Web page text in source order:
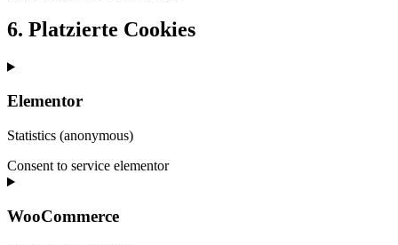
6. Platzierte Cookies
Elementor
Statistics (anonymous)
Consent to service elementor
WooCommerce